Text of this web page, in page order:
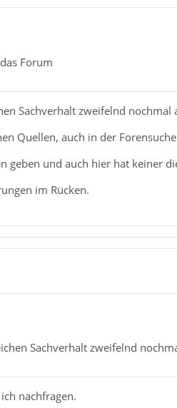
Forum
Sachverhalt zweifelnd nochmal
Quellen, auch in der
geben und auch hier hat keiner
im Rücken.
Sachverhalt zweifelnd
nachfragen.